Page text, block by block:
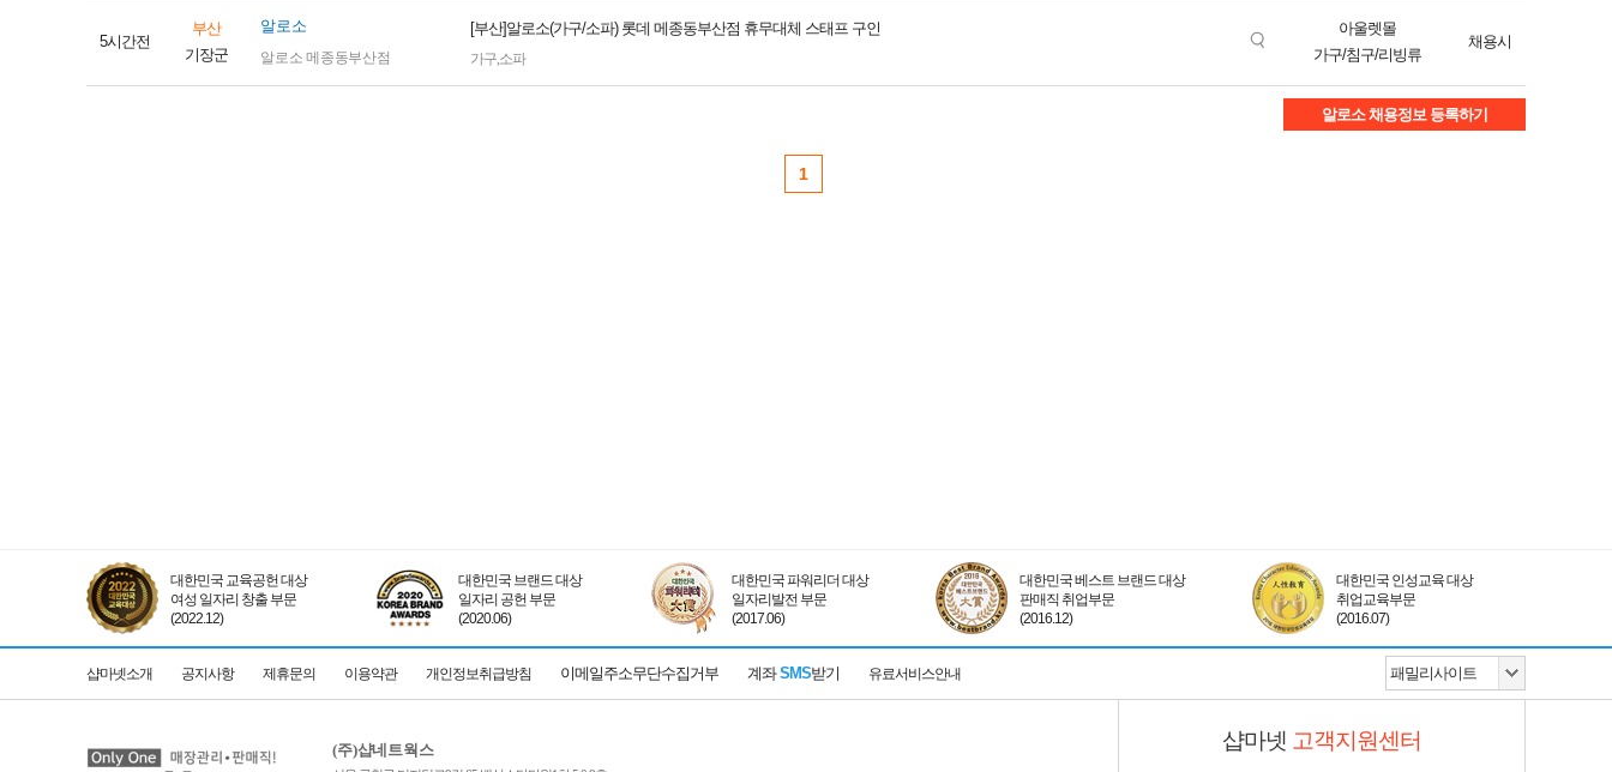
5시간전
부산
기장군
알로소
알로소 메종동부산점
[부산]알로소(가구/소파) 롯데 메종동부산점 휴무대체 스태프 구인
가구,소파
아울렛몰
가구/침구/리빙류
채용시
알로소 채용정보 등록하기
1
대한민국 교육공헌 대상
여성 일자리 창출 부문
(2022.12)
대한민국 브랜드 대상
일자리 공헌 부문
(2020.06)
대한민국 파워리더 대상
일자리발전 부문
(2017.06)
대한민국 베스트 브랜드 대상
판매직 취업부문
(2016.12)
대한민국 인성교육 대상
취업교육부문
(2016.07)
샵마넷소개 공지사항 제휴문의 이용약관 개인정보취급방침 이메일주소무단수집거부 계좌SMS받기 유료서비스안내
(주)샵네트웍스 샵마넷 고객지원센터